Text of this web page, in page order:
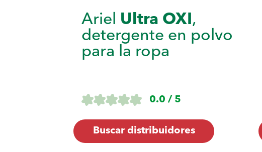
Ariel Ultra OXI,
detergente en polvo
para la ropa
0.0 / 5
Buscar distribuidores